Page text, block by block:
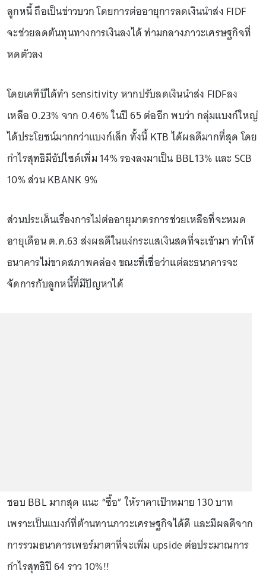
ลูกหนี้ ถือเป็นข่าวบวก โดยการต่ออายุการลดเงินนำส่ง FIDF
จะช่วยลดต้นทุนทางการเงินลงได้ ท่ามกลางภาวะเศรษฐกิจที่
หดตัวลง
โดยเคทีบีได้ทำ sensitivity หากปรับลดเงินนำส่ง FIDFลง
เหลือ 0.23% จาก 0.46% ในปี 65 ต่ออีก พบว่า กลุ่มแบงก์ใหญ่
ได้ประโยชน์มากกว่าแบงก์เล็ก ทั้งนี้ KTB ได้ผลดีมากที่สุด โดย
กำไรสุทธิมีอัปไซด์เพิ่ม 14% รองลงมาเป็น BBL13% และ SCB
10% ส่วน KBANK 9%
ส่วนประเด็นเรื่องการไม่ต่ออายุมาตรการช่วยเหลือที่จะหมด
อายุเดือน ต.ค.63 ส่งผลดีในแง่กระแสเงินสดที่จะเข้ามา ทำให้
ธนาคารไม่ขาดสภาพคล่อง ขณะที่เชื่อว่าแต่ละธนาคารจะ
จัดการกับลูกหนี้ที่มีปัญหาได้
ชอบ BBL มากสุด แนะ “ซื้อ” ให้ราคาเป้าหมาย 130 บาท
เพราะเป็นแบงก์ที่ต้านทานภาวะเศรษฐกิจได้ดี และมีผลดีจาก
การรวมธนาคารเพอร์มาตาที่จะเพิ่ม upside ต่อประมาณการ
กำไรสุทธิปี 64 ราว 10%!!